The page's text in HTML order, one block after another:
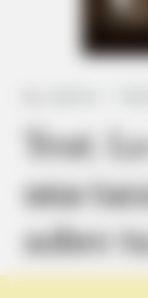
Test:
una
sobre